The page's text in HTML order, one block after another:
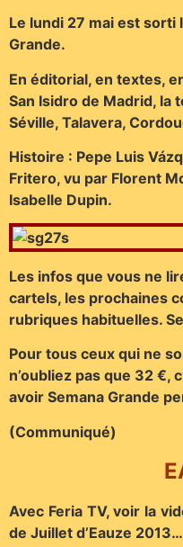
Le lundi 27 mai est sorti
Grande.
En éditorial, en textes,
San Isidro de Madrid, la
Séville, Talavera,
Histoire : Pepe Luis
Fritero, vu par Florent
Isabelle Dupin.
Les infos que vous ne
cartels, les prochaines
rubriques habituelles.
Pour tous ceux qui ne
n’oubliez pas que 32 €,
avoir Semana Grande
(Communiqué)
Avec Feria TV, voir la
de Juillet d’Eauze 2013…